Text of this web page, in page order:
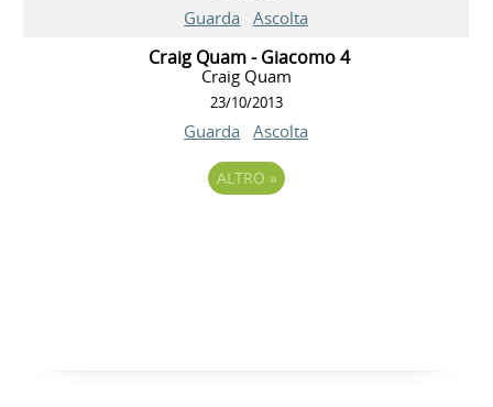
Guarda Ascolta
Craig Quam - Giacomo 4
Craig Quam
23/10/2013
Guarda Ascolta
ALTRO »